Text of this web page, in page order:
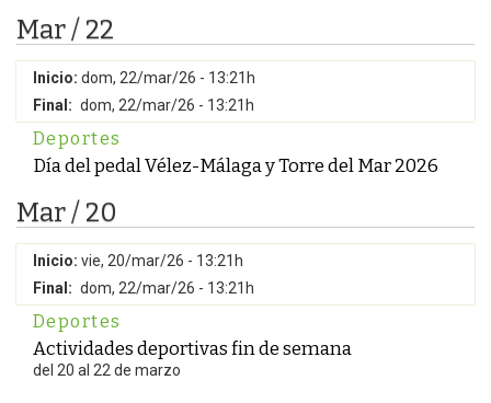
Mar / 22
Inicio: dom, 22/mar/26 - 13:21h
Final: dom, 22/mar/26 - 13:21h
Deportes
Día del pedal Vélez-Málaga y Torre del Mar 2026
Mar / 20
Inicio: vie, 20/mar/26 - 13:21h
Final: dom, 22/mar/26 - 13:21h
Deportes
Actividades deportivas fin de semana
del 20 al 22 de marzo